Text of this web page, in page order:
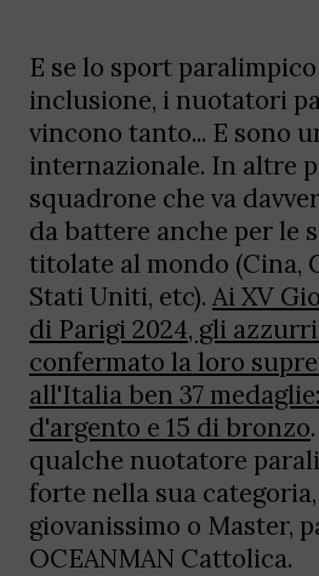
E se lo sport
inclusione, i nuotatori
vincono tanto... E sono
internazionale. In altre
squadrone che va
da battere anche per le
titolate al mondo (Cina,
Stati Uniti, etc). Ai XV
di Parigi 2024, gli
confermato la loro
all'Italia ben 37
d'argento e 15 di bronzo
qualche nuotatore
forte nella sua
giovanissimo o Master,
OCEANMAN Cattolica.